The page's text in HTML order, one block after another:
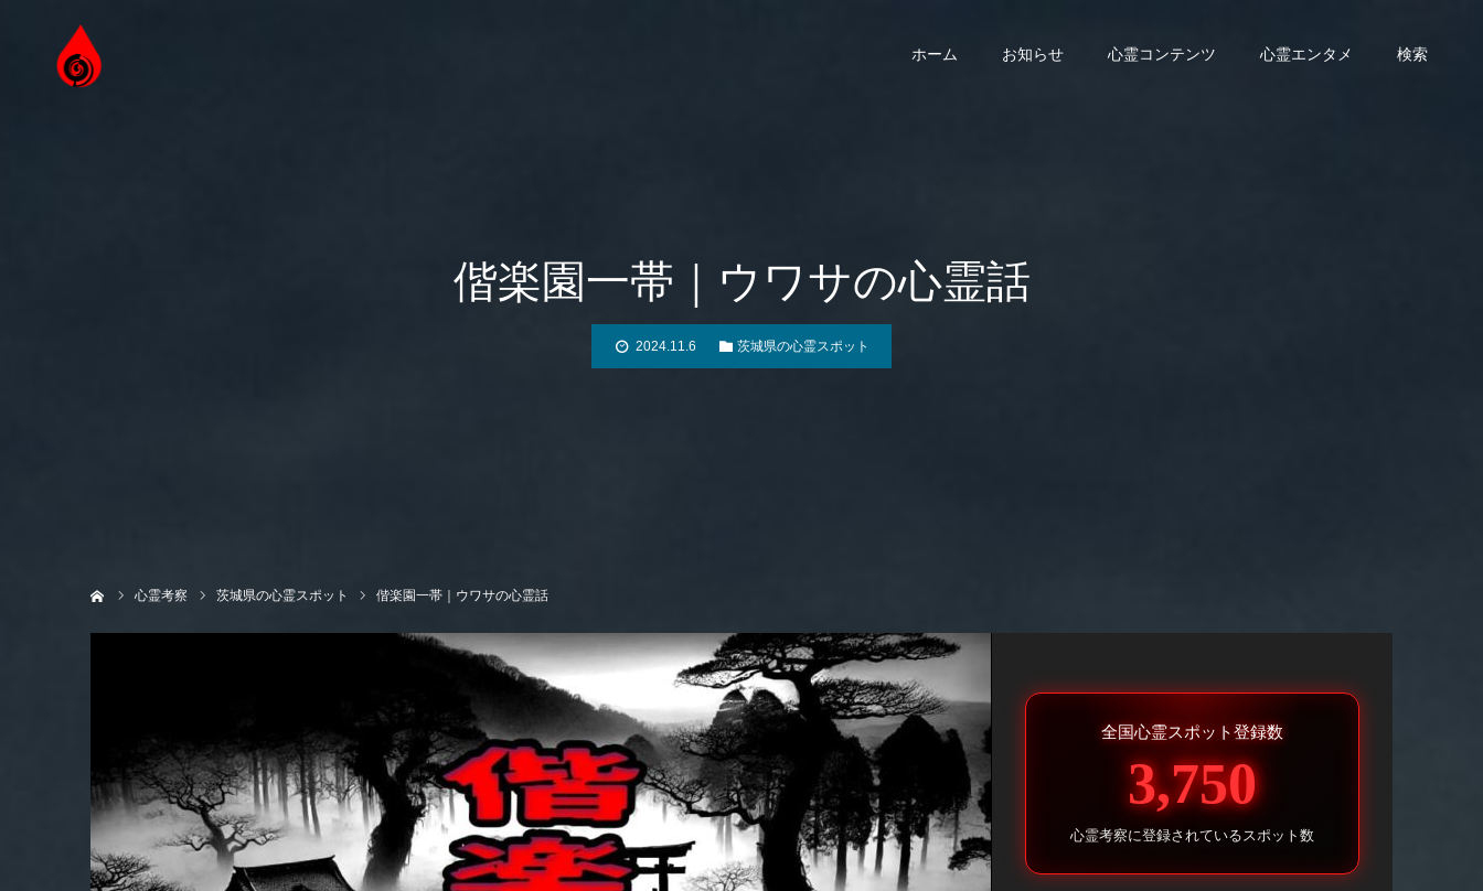
ホーム お知らせ 心霊コンテンツ 心霊エンタメ 検索
偕楽園一帯｜ウワサの心霊話
2024.11.6 茨城県の心霊スポット
心霊考察 茨城県の心霊スポット 偕楽園一帯｜ウワサの心霊話
全国心霊スポット登録数
3,750
心霊考察に登録されているスポット数